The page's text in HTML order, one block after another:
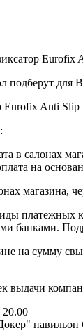
Eurofix
для
Anti Slip
в салонах
на
платежных
банками.
на сумму
выдачи
павильон